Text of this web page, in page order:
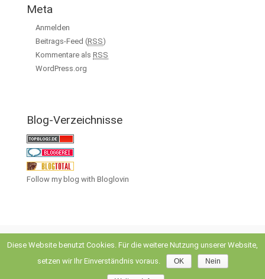
Meta
Anmelden
Beitrags-Feed (RSS)
Kommentare als RSS
WordPress.org
Blog-Verzeichnisse
Follow my blog with Bloglovin
theme by Theme4Press • Powered byWordPress
Diese Website benutzt Cookies. Für die weitere Nutzung unserer Website,
setzen wir Ihr Einverständnis voraus.
OK Nein